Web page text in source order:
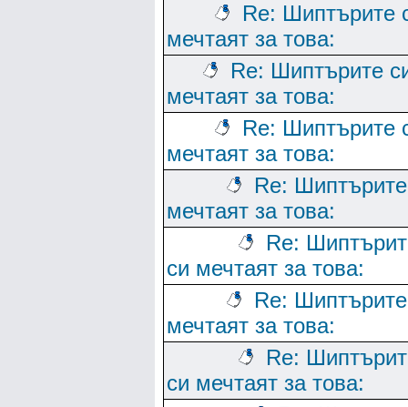
Re: Шиптърите
мечтаят за това:
Re: Шиптърите
мечтаят за това:
Re: Шиптърите
мечтаят за това:
Re:
мечтаят за това:
Re:
си мечтаят за това:
Re:
мечтаят за това:
Re:
си мечтаят за това: